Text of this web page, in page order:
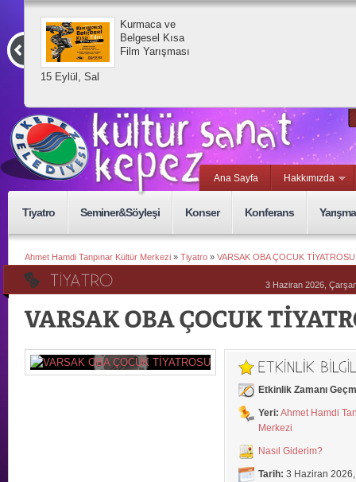
15 Eylül, Sal
Kurmaca ve
Belgesel Kısa
Film Yarışması
Ana Sayfa Hakkımızda
Tiyatro Seminer&Söyleşi Konser Konferans Yarışma
Ahmet Hamdi Tanpınar Kültür Merkezi » Tiyatro » VARSAK OBA ÇOCUK TİYATROSU
3 Haziran 2026,
Etkinlik Zamanı
Yeri: Ahmet Hamdi
Merkezi
Nasıl Giderim?
Tarih: 3 Haziran